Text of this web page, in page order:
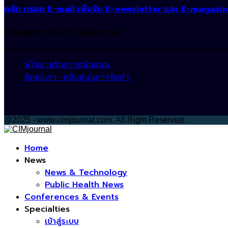
คลิก กรอก E-mail เพื่อรับ E-newsletter และ E-
สนับสนุนการจัดทำ CIMjournal
นโยบายรับการสนับสนุน
ติดต่อเรา - สนับสนุนการจัดทำ
@2025 - www.cimjournal.com. All Right Reserved.
Home
News
News & Technology
Public Health News
Conferences & Events
Specialties
เข้าสู่ระบบ